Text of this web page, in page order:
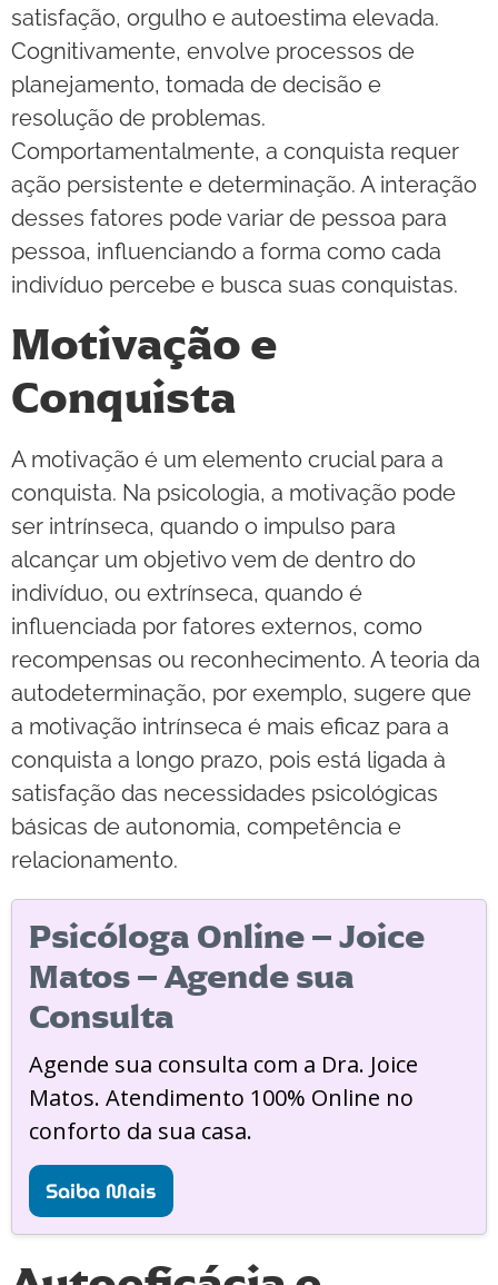
satisfação, orgulho e autoestima elevada.
Cognitivamente, envolve processos de
planejamento, tomada de decisão e
resolução de problemas.
Comportamentalmente, a conquista requer
ação persistente e determinação. A interação
desses fatores pode variar de pessoa para
pessoa, influenciando a forma como cada
indivíduo percebe e busca suas conquistas.
Motivação e
Conquista
A motivação é um elemento crucial para a
conquista. Na psicologia, a motivação pode
ser intrínseca, quando o impulso para
alcançar um objetivo vem de dentro do
indivíduo, ou extrínseca, quando é
influenciada por fatores externos, como
recompensas ou reconhecimento. A teoria da
autodeterminação, por exemplo, sugere que
a motivação intrínseca é mais eficaz para a
conquista a longo prazo, pois está ligada à
satisfação das necessidades psicológicas
básicas de autonomia, competência e
relacionamento.
Psicóloga Online – Joice
Matos – Agende sua
Consulta
Agende sua consulta com a Dra. Joice
Matos. Atendimento 100% Online no
conforto da sua casa.
Saiba Mais